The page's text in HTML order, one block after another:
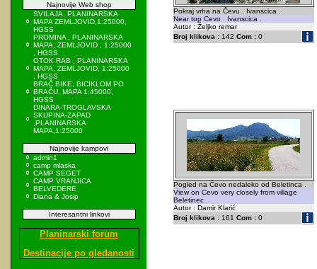
Najnovije Web shop
SVILAJA, PLANINARSKA
MAPA ZEMLJOVID,1:25000,
HGSS
PROMINA , PLANINARSKA
MAPA, ZEMLJOVID , 1:25000
, HGSS
OTOK RAB , PLANINARSKA
MAPA, ZEMLJOVID, 1:25000
, HGSS
BRAČ BIKE, BICIKLOM PO
BRAČU, MAPA 1:45000,
HGSS
DINARA-TROGLAVSKA
SKUPINA-ZAPAD
,PLANINARSKA
MAPA,1:25000
Najnovije kampovi
admin1
camp mlaska
CAMP SEGET
CAMP VRANJICA
BELVEDERE
Diana & Josip
Interesantni linkovi
Planinarski forum
Destinacije po gledanosti
Pokraj vrha na Čevu . Ivanscica .
Near top Cevo . Ivanscica .
Autor : Željko remar
Broj klikova :142 Com :0
Pogled na Čevo nedaleko od Beletinca .
View on Cevo very closely from village
Beletinec .
Autor : Damir Klarić
Broj klikova :161 Com :0